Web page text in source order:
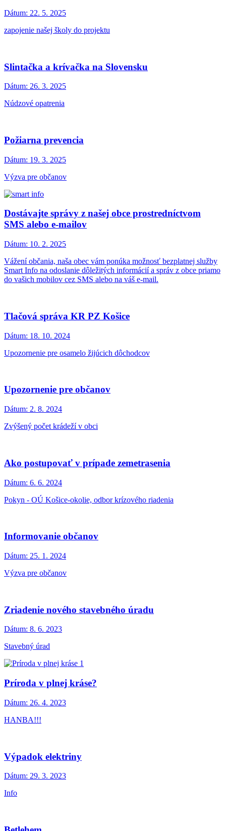
Dátum: 22. 5. 2025
zapojenie našej školy do projektu
Slintačka a krívačka na Slovensku
Dátum: 26. 3. 2025
Núdzové opatrenia
Požiarna prevencia
Dátum: 19. 3. 2025
Výzva pre občanov
Dostávajte správy z našej obce prostredníctvom
SMS alebo e-mailov
Dátum: 10. 2. 2025
Vážení občania, naša obec vám ponúka možnosť bezplatnej služby
Smart Info na odoslanie dôležitých informácií a správ z obce priamo
do vašich mobilov cez SMS alebo na váš e-mail.
Tlačová správa KR PZ Košice
Dátum: 18. 10. 2024
Upozornenie pre osamelo žijúcich dôchodcov
Upozornenie pre občanov
Dátum: 2. 8. 2024
Zvýšený počet krádeží v obci
Ako postupovať v prípade zemetrasenia
Dátum: 6. 6. 2024
Pokyn - OÚ Košice-okolie, odbor krízového riadenia
Informovanie občanov
Dátum: 25. 1. 2024
Výzva pre občanov
Zriadenie nového stavebného úradu
Dátum: 8. 6. 2023
Stavebný úrad
Príroda v plnej kráse?
Dátum: 26. 4. 2023
HANBA!!!
Výpadok elektriny
Dátum: 29. 3. 2023
Info